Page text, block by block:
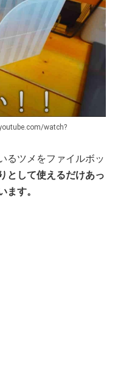
watch?
るツメをファイルボッ
として使えるだけあっ
ます。